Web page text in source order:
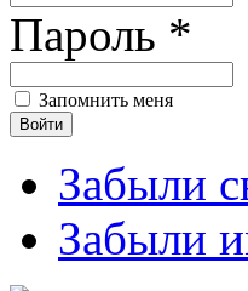
Пароль *
Запомнить меня
Забыли
Забыли